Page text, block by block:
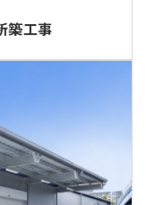
築工事